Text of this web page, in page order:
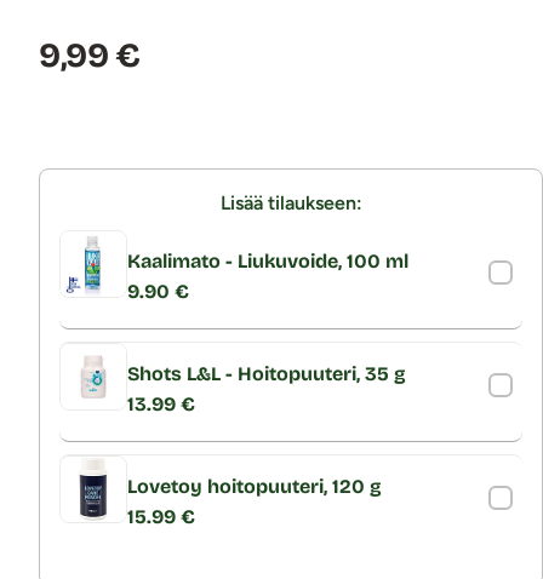
Hinta:
9,99 €
Lisää tilaukseen:
Kaalimato - Liukuvoide, 100 ml
9.90 €
Shots L&L - Hoitopuuteri, 35 g
13.99 €
Lovetoy hoitopuuteri, 120 g
15.99 €